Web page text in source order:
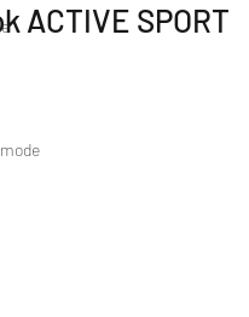
ACTIVE SPORT